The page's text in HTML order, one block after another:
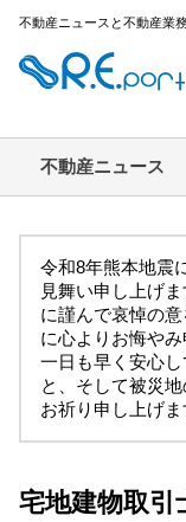
不動産ニュースと不動産業
不動産ニュース
令和8年熊本地震
見舞い申し上げ
に謹んで哀悼の
に心よりお悔や
一日も早く安心
と、そして被災
お祈り申し上げま
宅地建物取引